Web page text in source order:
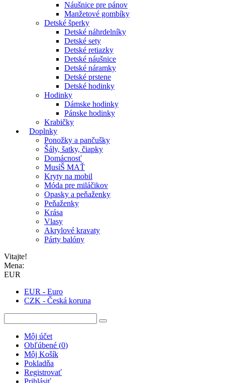
Náušnice pre pánov
Manžetové gombíky
Detské šperky
Detské náhrdelníky
Detské sety
Detské retiazky
Detské náušnice
Detské náramky
Detské prstene
Detské hodinky
Hodinky
Dámske hodinky
Pánske hodinky
Krabičky
Doplnky
Ponožky a pančušky
Šály, šatky, čiapky
Domácnosť
MusíŠ MAŤ
Kryty na mobil
Móda pre miláčikov
Opasky a peňaženky
Peňaženky
Krása
Vlasy
Akrylové kravaty
Párty balóny
Vitajte!
Mena:
EUR
EUR - Euro
CZK - Česká koruna
Môj účet
Obľúbené (0)
Môj Košík
Pokladňa
Registrovať
Prihlásiť